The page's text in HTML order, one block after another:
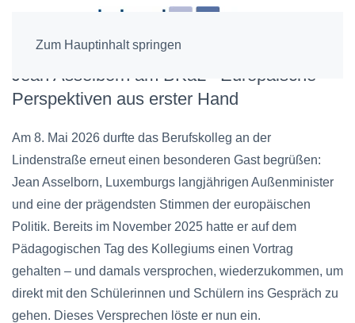
Zum Hauptinhalt springen
Jean Asselborn am BKaL - Europäische
Perspektiven aus erster Hand
Am 8. Mai 2026 durfte das Berufskolleg an der
Lindenstraße erneut einen besonderen Gast begrüßen:
Jean Asselborn, Luxemburgs langjährigen Außenminister
und eine der prägendsten Stimmen der europäischen
Politik. Bereits im November 2025 hatte er auf dem
Pädagogischen Tag des Kollegiums einen Vortrag
gehalten – und damals versprochen, wiederzukommen, um
direkt mit den Schülerinnen und Schülern ins Gespräch zu
gehen. Dieses Versprechen löste er nun ein.